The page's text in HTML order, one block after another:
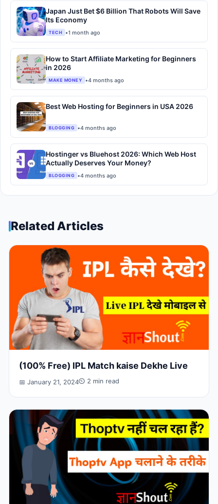
Japan Just Bet $6 Billion That Robots Will Save
Its Economy
TECH •1 month ago
How to Start Affiliate Marketing for Beginners
in 2026
MAKE MONEY •4 months ago
Best Web Hosting for Beginners in USA 2026
BLOGGING •4 months ago
Hostinger vs Bluehost 2026: Which Web Host
Actually Deserves Your Money?
BLOGGING •4 months ago
Related Articles
(100% Free) IPL Match kaise Dekhe Live
📅 January 21, 2024⏲ 2 min read